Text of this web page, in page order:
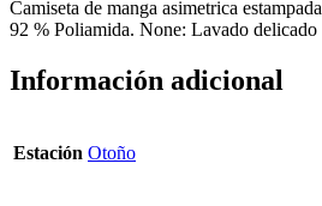
Camiseta de manga asimetrica
92 % Poliamida. None: Lavado delicado
Información adicional
Estación Otoño